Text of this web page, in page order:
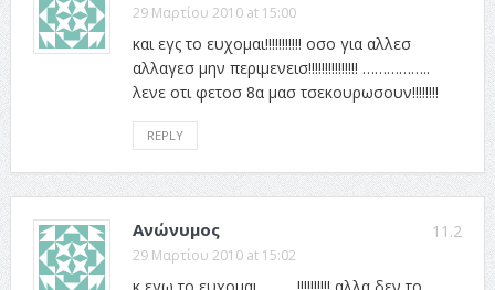
29 Μαρτίου 2010 at 15:00
και εγς το ευχομαι!!!!!!!!!!! οσο για αλλεσ
αλλαγεσ μην περιμενεισ!!!!!!!!!!!!!!! ……………..
λενε οτι φετοσ 8α μασ τσεκουρωσουν!!!!!!!!
REPLY
11.2
Ανώνυμος
29 Μαρτίου 2010 at 15:02
κ εγω το ευχομαι……….!!!!!!!!!! αλλα δεν το